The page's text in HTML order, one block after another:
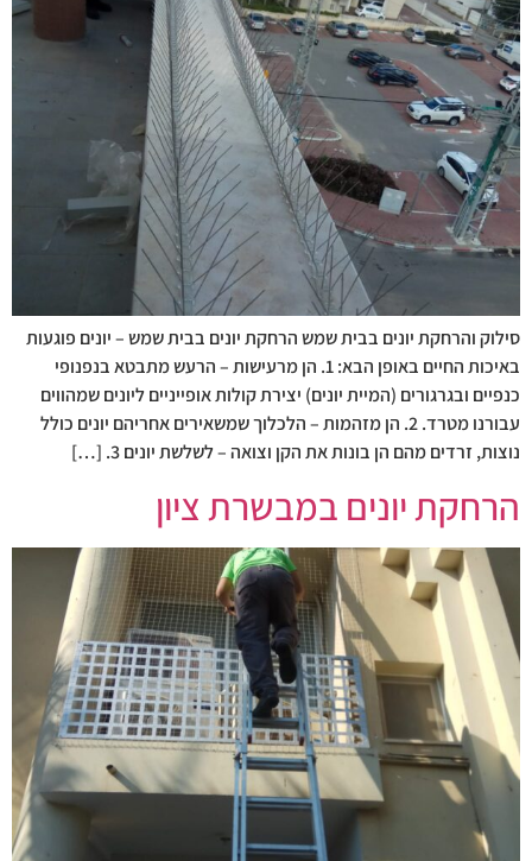
סילוק והרחקת יונים בבית שמש הרחקת יונים בבית שמש – יונים פוגעות
באיכות החיים באופן הבא: 1. הן מרעישות – הרעש מתבטא בנפנופי
כנפיים ובגרגורים (המיית יונים) יצירת קולות אופייניים ליונים שמהווים
עבורנו מטרד. 2. הן מזהמות – הלכלוך שמשאירים אחריהם יונים כולל
נוצות, זרדים מהם הן בונות את הקן וצואה – לשלשת יונים 3. […]
הרחקת יונים במבשרת ציון